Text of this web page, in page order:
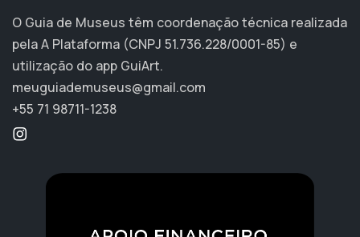
O Guia de Museus têm coordenação técnica realizada
pela A Plataforma (CNPJ 51.736.228/0001-85) e
utilização do app GuiArt.
meuguiademuseus@gmail.com
+55 71 98711-1238